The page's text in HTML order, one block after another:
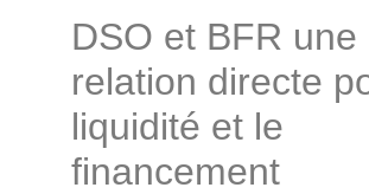
DSO et BFR une
relation directe
liquidité et le
financement